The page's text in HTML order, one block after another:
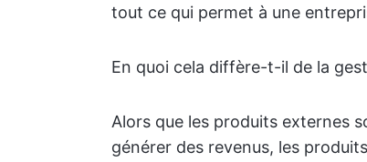
tout ce qui permet à une
En quoi cela diffère-t-il de la
Alors que les produits externes
générer des revenus, les